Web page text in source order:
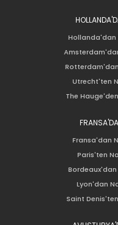
Hollanda'dan
Rotterdam'dan
Utrecht'ten
The
Fransa'dan
Paris'ten
Bordeaux'dan
Lyon'dan
Saint Denis'ten